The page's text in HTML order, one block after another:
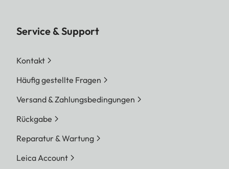
Service & Support
Kontakt
Häufig gestellte Fragen
Versand & Zahlungsbedingungen
Rückgabe
Reparatur & Wartung
Leica Account